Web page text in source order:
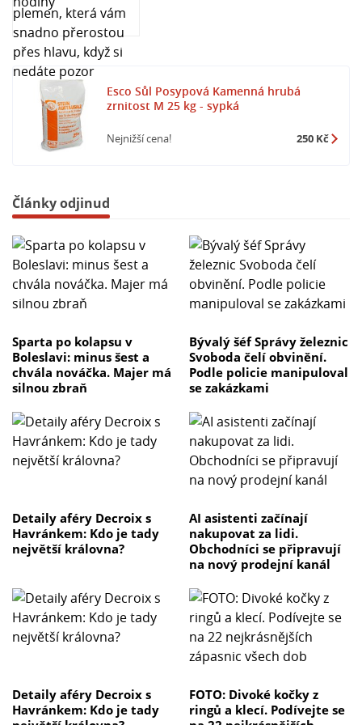
Südwestdeutsche Salzwerke AG Heilbronn.
Esco Sůl Posypová Kamenná hrubá
zrnitost M 25 kg - sypká
Nejnižší cena! 250 Kč
Články odjinud
Sparta po kolapsu v
Boleslavi: minus šest a
chvála nováčka. Majer má
silnou zbraň
Bývalý šéf Správy železnic
Svoboda čelí obvinění.
Podle policie manipuloval
se zakázkami
Detaily aféry Decroix s
Havránkem: Kdo je tady
největší královna?
AI asistenti začínají
nakupovat za lidi.
Obchodníci se připravují
na nový prodejní kanál
Detaily aféry Decroix s
Havránkem: Kdo je tady
FOTO: Divoké kočky z
ringů a klecí. Podívejte se